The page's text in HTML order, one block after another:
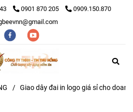
0901 870 205
0909.150.870
/ Giao dây đai in logo giá sỉ cho